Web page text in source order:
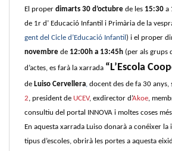
El proper dimarts 30 d’octubre de les 15:30 a
de 1r d’ Educació Infantil i Primària de la
gent del Cicle d’Educació Infantil ) i el proper
novembre de 12:00h a 13:45h (per als grups
d’actes, es farà la xarrada “L’Escola
de Luiso Cervellera, docent des de fa 30 anys,
2, president de UCEV, exdirector d’ Akoe,
consultiu del portal INNOVA i moltes coses
En aquesta xarrada Luiso donarà a conéixer la
tipus d’escoles, obrirà les portes a aquesta